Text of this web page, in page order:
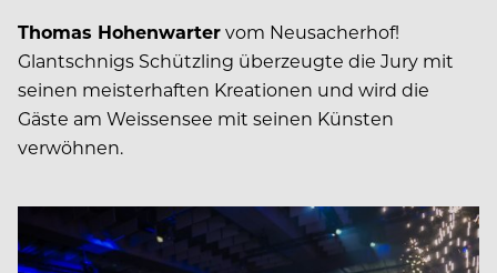
Thomas Hohenwartervom Neusacherhof!
Glantschnigs Schützling überzeugte die Jury mit
seinen meisterhaften Kreationen und wird die
Gäste am Weissensee mit seinen Künsten
verwöhnen.